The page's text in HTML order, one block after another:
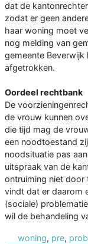
dat de
zodat er geen
haar woning moet
nog melding van
gemeente
afgetrokken.
Oordeel rechtbank
De
de vrouw kunnen
die tijd mag de
een noodtoestand
noodsituatie pas
uitspraak van de
ontruiming niet door
vindt dat er daarom
(sociale)
wil de behandeling
woning, pre,